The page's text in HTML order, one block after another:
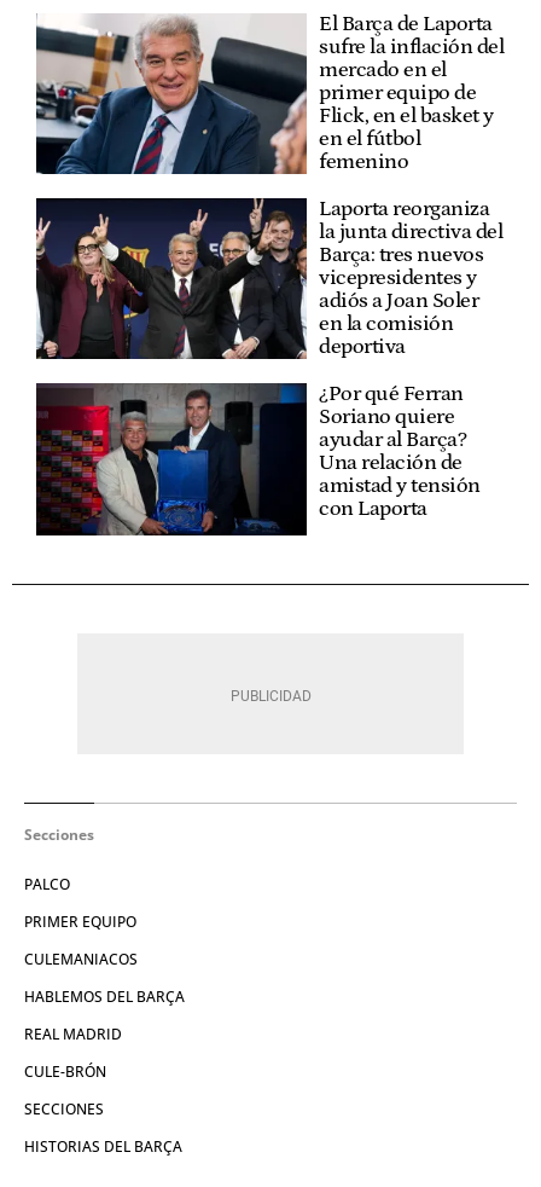
El Barça de Laporta
sufre la inflación del
mercado en el
primer equipo de
Flick, en el basket y
en el fútbol
femenino
Laporta reorganiza
la junta directiva del
Barça: tres nuevos
vicepresidentes y
adiós a Joan Soler
en la comisión
deportiva
¿Por qué Ferran
Soriano quiere
ayudar al Barça?
Una relación de
amistad y tensión
con Laporta
Secciones
PALCO
PRIMER EQUIPO
CULEMANIACOS
HABLEMOS DEL BARÇA
REAL MADRID
CULE-BRÓN
SECCIONES
HISTORIAS DEL BARÇA